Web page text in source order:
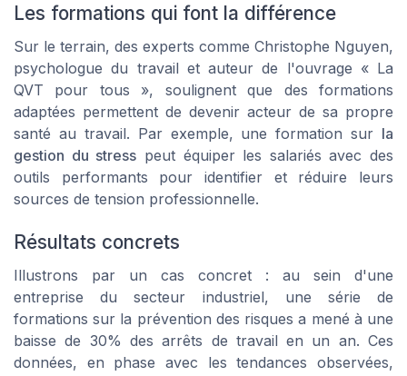
Les formations qui font la différence
Sur le terrain, des experts comme Christophe Nguyen,
psychologue du travail et auteur de l'ouvrage « La
QVT pour tous », soulignent que des formations
adaptées permettent de devenir acteur de sa propre
santé au travail. Par exemple, une formation sur la
gestion du stress peut équiper les salariés avec des
outils performants pour identifier et réduire leurs
sources de tension professionnelle.
Résultats concrets
Illustrons par un cas concret : au sein d'une
entreprise du secteur industriel, une série de
formations sur la prévention des risques a mené à une
baisse de 30% des arrêts de travail en un an. Ces
données, en phase avec les tendances observées,